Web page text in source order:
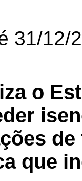
31/12/
o
que